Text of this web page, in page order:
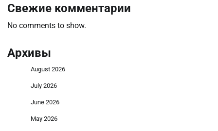
Свежие комментарии
No comments to show.
Архивы
August 2026
July 2026
June 2026
May 2026